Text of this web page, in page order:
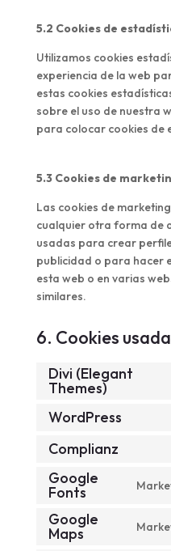
5.2 Cookies de
Utilizamos cookies
experiencia de la web
estas cookies
sobre el uso de nuestra
para colocar cookies de
5.3 Cookies de
Las cookies de
cualquier otra forma de
usadas para crear
publicidad o para hacer
esta web o en varias
similares.
6. Cookies
Divi (Elegant
Themes)
WordPress
Complianz
Google
Fonts
Google
Maps